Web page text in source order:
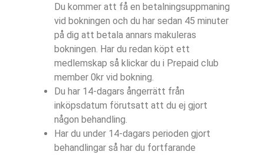
Du kommer att få en betalningsuppmaning
vid bokningen och du har sedan 45 minuter
på dig att betala annars makuleras
bokningen. Har du redan köpt ett
medlemskap så klickar du i Prepaid club
member 0kr vid bokning.
Du har 14-dagars ångerrätt från
inköpsdatum förutsatt att du ej gjort
någon behandling.
Har du under 14-dagars perioden gjort
behandlingar så har du fortfarande